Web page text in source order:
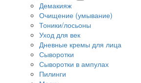
Демакияж
Очищение (умывание)
Тоники/лосьоны
Уход для век
Дневные кремы для лица
Сыворотки
Сыворотки в ампулах
Пилинги